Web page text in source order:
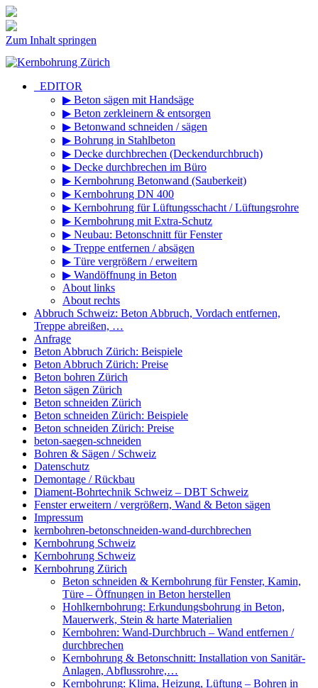
Zum Inhalt springen
_EDITOR
▶ Beton sägen mit Handsäge
▶ Beton zerkleinern & entsorgen
▶ Betonwand schneiden / sägen
▶ Bohrung in Stahlbeton
▶ Decke durchbrechen (Deckendurchbruch)
▶ Decke durchbrechen im Büro
▶ Kernbohrung Betonwand (Sauberkeit)
▶ Kernbohrung DN 400
▶ Kernbohrung für Lüftungsschacht / Lüftungsrohre
▶ Kernbohrung mit Extra-Schutz
▶ Neubau: Betonschnitt für Fenster
▶ Treppe entfernen / absägen
▶ Türe vergrößern / erweitern
▶ Wandöffnung in Beton
About links
About rechts
Abbruch Schweiz: Beton Abbruch, Vordach entfernen,
Treppe abreißen, …
Anfrage
Beton Abbruch Zürich: Beispiele
Beton Abbruch Zürich: Preise
Beton bohren Zürich
Beton sägen Zürich
Beton schneiden Zürich
Beton schneiden Zürich: Beispiele
Beton schneiden Zürich: Preise
beton-saegen-schneiden
Bohren & Sägen / Schweiz
Datenschutz
Demontage / Rückbau
Diament-Bohrtechnik Schweiz – DBT Schweiz
Fenster erweitern / vergrößern, Wand & Beton sägen
Impressum
kernbohren-betonschneiden-wand-durchbrechen
Kernbohrung Schweiz
Kernbohrung Schweiz
Kernbohrung Zürich
Beton schneiden & Kernbohrung für Fenster, Kamin,
Türe – Öffnungen in Beton herstellen
Hohlkernbohrung: Erkundungsbohrung in Beton,
Mauerwerk, Stein & harte Materialien
Kernbohren: Wand-Durchbruch – Wand entfernen /
durchbrechen
Kernbohrung & Betonschnitt: Installation von Sanitär-
Anlagen, Abflussrohre,…
Kernbohrung: Klima, Heizung, Lüftung – Bohren in